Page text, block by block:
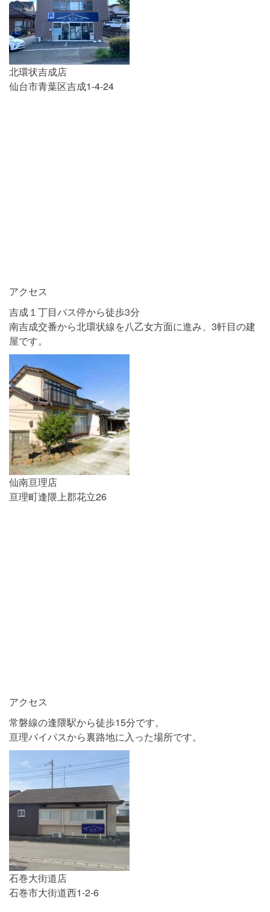
LINEで相談する
受付24時間365日
北環状吉成店
仙台市青葉区吉成1-4-24
アクセス
吉成１丁目バス停から徒歩3分
南吉成交番から北環状線を八乙女方面に進み、3軒目の建
屋です。
仙南亘理店
亘理町逢隈上郡花立26
アクセス
常磐線の逢隈駅から徒歩15分です。
亘理バイパスから裏路地に入った場所です。
石巻大街道店
石巻市大街道西1-2-6